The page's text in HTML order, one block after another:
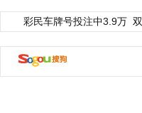
彩民车牌号投注中3.9万